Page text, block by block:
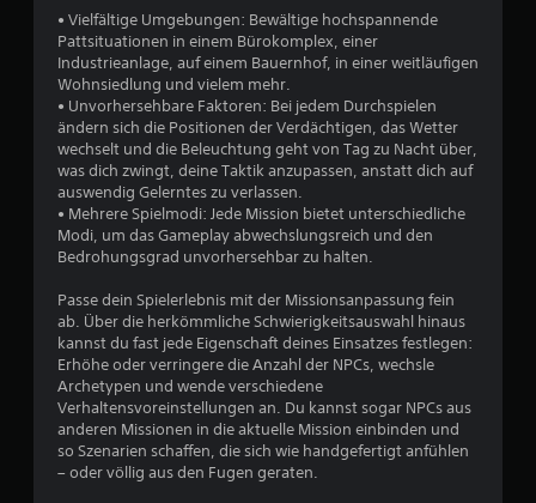
e
m
S
p
i
e
l
w
i
r
d
i
d
e
n
U
n
t
e
r
t
t
a
k
t
i
v
i
e
r
e
n
.
a
b
e
v
e
r
w
e
n
d
e
n
z
u
m
ü
s
s
e
n
.
• Vielfältige Umgebungen: Bewältige hochspannende
Pattsituationen in einem Bürokomplex, einer
Industrieanlage, auf einem Bauernhof, in einer weitläufigen
Wohnsiedlung und vielem mehr.
• Unvorhersehbare Faktoren: Bei jedem Durchspielen
ändern sich die Positionen der Verdächtigen, das Wetter
wechselt und die Beleuchtung geht von Tag zu Nacht über,
was dich zwingt, deine Taktik anzupassen, anstatt dich auf
auswendig Gelerntes zu verlassen.
• Mehrere Spielmodi: Jede Mission bietet unterschiedliche
Modi, um das Gameplay abwechslungsreich und den
Bedrohungsgrad unvorhersehbar zu halten.
Passe dein Spielerlebnis mit der Missionsanpassung fein
ab. Über die herkömmliche Schwierigkeitsauswahl hinaus
kannst du fast jede Eigenschaft deines Einsatzes festlegen:
Erhöhe oder verringere die Anzahl der NPCs, wechsle
Archetypen und wende verschiedene
Verhaltensvoreinstellungen an. Du kannst sogar NPCs aus
anderen Missionen in die aktuelle Mission einbinden und
so Szenarien schaffen, die sich wie handgefertigt anfühlen
– oder völlig aus den Fugen geraten.